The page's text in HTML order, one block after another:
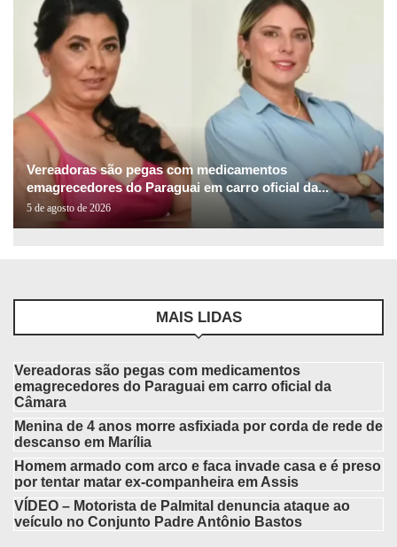
Vereadoras são pegas com medicamentos
emagrecedores do Paraguai em carro oficial da...
5 de agosto de 2026
MAIS LIDAS
Vereadoras são pegas com medicamentos
emagrecedores do Paraguai em carro oficial da
Câmara
Menina de 4 anos morre asfixiada por corda de rede de
descanso em Marília
Homem armado com arco e faca invade casa e é preso
por tentar matar ex-companheira em Assis
VÍDEO – Motorista de Palmital denuncia ataque ao
veículo no Conjunto Padre Antônio Bastos